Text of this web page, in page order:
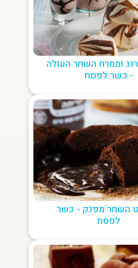
וממרח השחר העולה
- כשר לפסח
השחר מפנק - כשר
לפסח